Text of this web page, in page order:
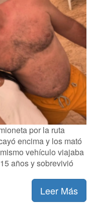
por la ruta
encima y los mató
vehículo viajaba
años y sobrevivió
Leer Más